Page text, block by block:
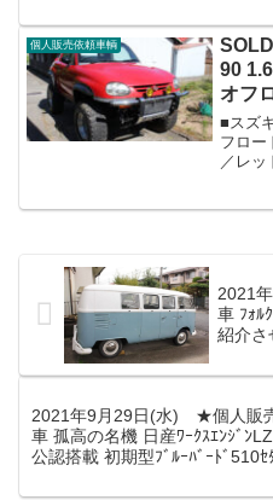
所・
サス2
装備／
に変更
ヤ
品：Ｂ
チン
SOLD
個人販売依頼車輌
90
オフ
8年式
■スズ
フロー
／レッ
し。■
外オー
り傷は
くボデ
2021
車 ﾌｫﾙ
紹介さ
2021年9月29日(水) ★個人販
車 孤高の名機 日産ﾜｰｸｽｴﾝｼﾞﾝ
公認搭載 初期型ﾌﾞﾙｰﾊﾞｰﾄﾞ510ｾﾀ